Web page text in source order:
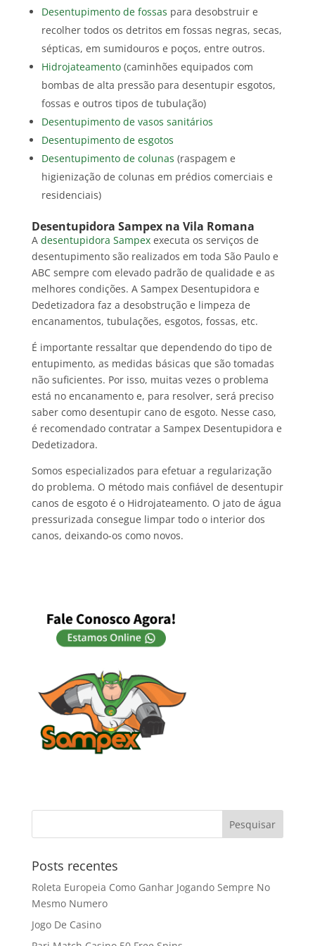
Desentupimento de fossas para desobstruir e
recolher todos os detritos em fossas negras, secas,
sépticas, em sumidouros e poços, entre outros.
Hidrojateamento(caminhões equipados com
bombas de alta pressão para desentupir esgotos,
fossas e outros tipos de tubulação)
Desentupimento de vasos sanitários
Desentupimento de esgotos
Desentupimento de colunas (raspagem e
higienização de colunas em prédios comerciais e
residenciais)
Desentupidora Sampex na Vila Romana
A desentupidora Sampexexecuta os serviços de
desentupimento são realizados em toda São Paulo e
ABC sempre com elevado padrão de qualidade e as
melhores condições. A Sampex Desentupidora e
Dedetizadora faz a desobstrução e limpeza de
encanamentos, tubulações, esgotos, fossas, etc.
É importante ressaltar que dependendo do tipo de
entupimento, as medidas básicas que são tomadas
não suficientes. Por isso, muitas vezes o problema
está no encanamento e, para resolver, será preciso
saber como desentupir cano de esgoto. Nesse caso,
é recomendado contratar a Sampex Desentupidora e
Dedetizadora.
Somos especializados para efetuar a regularização
do problema. O método mais confiável de desentupir
canos de esgoto é o Hidrojateamento. O jato de água
pressurizada consegue limpar todo o interior dos
canos, deixando-os como novos.
Posts recentes
Roleta Europeia Como Ganhar Jogando Sempre No
Mesmo Numero
Jogo De Casino